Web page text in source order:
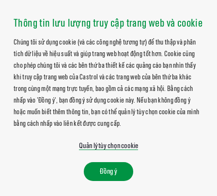
Thông tin lưu lượng truy cập trang web và cookie
Chúng tôi sử dụng cookie (và các công nghệ tương tự) để thu thập và phân
tích dữ liệu về hiệu suất và giúp trang web hoạt động tốt hơn. Cookie cũng
cho phép chúng tôi và các bên thứ ba thiết kế các quảng cáo bạn nhìn thấy
khi truy cập trang web của Castrol và các trang web của bên thứ ba khác
trong cùng một mạng trực tuyến, bao gồm cả các mạng xã hội. Bằng cách
nhấp vào 'Đồng ý', bạn đồng ý sử dụng cookie này. Nếu bạn không đồng ý
hoặc muốn biết thêm thông tin, bạn có thể quản lý tùy chọn cookie của mình
bằng cách nhấp vào liên kết được cung cấp.
Quản lý tùy chọn cookie
Đồng ý